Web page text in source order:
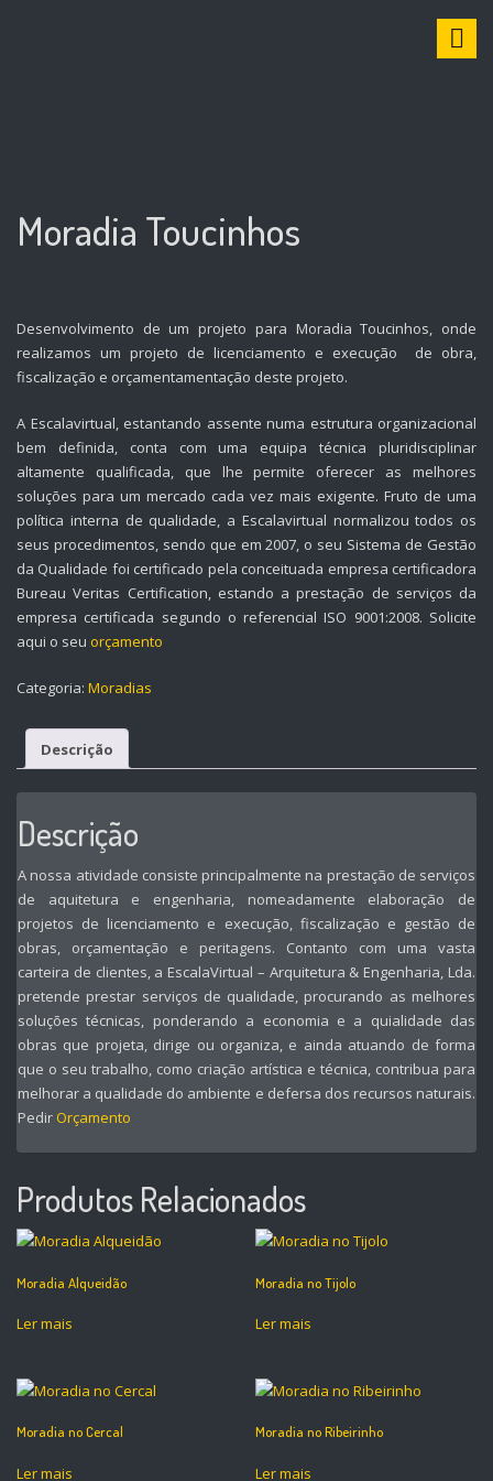
Moradia Toucinhos
Desenvolvimento de um projeto para Moradia Toucinhos, onde
realizamos um projeto de licenciamento e execução de obra,
fiscalização e orçamentamentação deste projeto.
A Escalavirtual, estantando assente numa estrutura organizacional
bem definida, conta com uma equipa técnica pluridisciplinar
altamente qualificada, que lhe permite oferecer as melhores
soluções para um mercado cada vez mais exigente. Fruto de uma
política interna de qualidade, a Escalavirtual normalizou todos os
seus procedimentos, sendo que em 2007, o seu Sistema de Gestão
da Qualidade foi certificado pela conceituada empresa certificadora
Bureau Veritas Certification, estando a prestação de serviços da
empresa certificada segundo o referencial ISO 9001:2008. Solicite
aqui o seu orçamento
Categoria: Moradias
Descrição
Descrição
A nossa atividade consiste principalmente na prestação de serviços
de aquitetura e engenharia, nomeadamente elaboração de
projetos de licenciamento e execução, fiscalização e gestão de
obras, orçamentação e peritagens. Contanto com uma vasta
carteira de clientes, a EscalaVirtual – Arquitetura & Engenharia, Lda.
pretende prestar serviços de qualidade, procurando as melhores
soluções técnicas, ponderando a economia e a quialidade das
obras que projeta, dirige ou organiza, e ainda atuando de forma
que o seu trabalho, como criação artística e técnica, contribua para
melhorar a qualidade do ambiente e defersa dos recursos naturais.
Pedir Orçamento
Produtos Relacionados
Moradia Alqueidão
Ler mais
Moradia no Tijolo
Ler mais
Moradia no Cercal
Ler mais
Moradia no Ribeirinho
Ler mais